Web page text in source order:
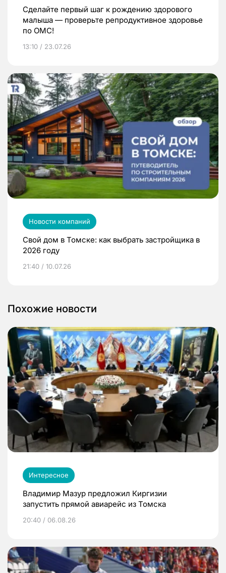
Сделайте первый шаг к рождению здорового
малыша — проверьте репродуктивное здоровье
по ОМС!
13:10 / 23.07.26
Новости компаний
Свой дом в Томске: как выбрать застройщика в
2026 году
21:40 / 10.07.26
Похожие новости
Интересное
Владимир Мазур предложил Киргизии
запустить прямой авиарейс из Томска
20:40 / 06.08.26